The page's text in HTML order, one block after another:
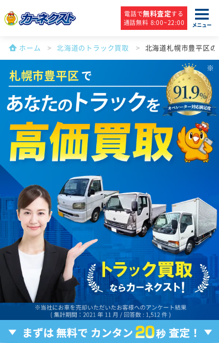
電話で無料査定する
通話無料 8:00~22:00
メニュー
ホーム 北海道のトラック買取 北海道札幌市豊平区
札幌市豊平区で